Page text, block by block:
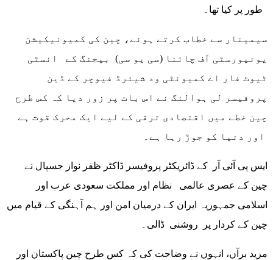
سیمینار سے خطاب کرتے ہوئے، چین کی کمیونیکیشن
یونیورسٹی آف چائنا (سی یو سی) بیجنگ کے انسٹی
ٹیوٹ فار اے کمیونٹی ود شیئرڈ فیوچر کے ڈین
پروفیسر لی ہوالنگ نے اس بات پر زور دیا کہ کس طرح
چین خطے میں اقتصادی ترقی کے لیے ایک محرک قوت ہے
چین کے عصری عالمی نظام اور مملکت سعودی عرب اور
اسلامی جمہوریہ ایران کے درمیان امن اور ہم آہنگی کے قیام میں
چین کے کردار پر روشنی ڈالی۔
مزید برآں، انہوں نے وضاحت کی کہ کس طرح چین پاکستان اور